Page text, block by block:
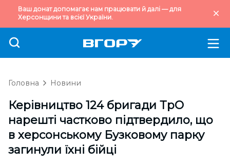
Ваш донат допомагає нам працювати й далі — для
Херсонщини та всієї України.
Головна Новини
Керівництво 124 бригади ТрО
нарешті частково підтвердило, що
в херсонському Бузковому парку
загинули їхні бійці